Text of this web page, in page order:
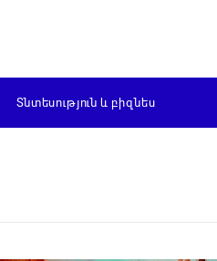
Տնտեսություն և բիզնես